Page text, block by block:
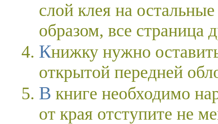
слой клея на
образом, все страница
Книжку нужно оставить до полного высыхания с
открытой передней
В книге необходимо нарисовать отверстие. Для этого
от края отступите не